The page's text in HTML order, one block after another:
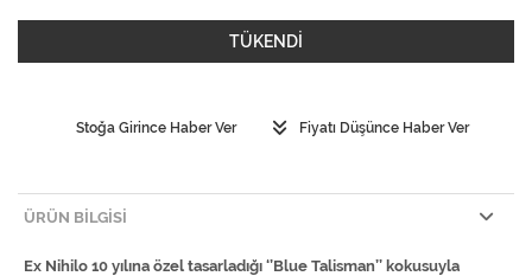
TÜKENDİ
Stoğa Girince Haber Ver Fiyatı Düşünce Haber Ver
ÜRÜN BILGISI
Ex Nihilo 10 yılına özel tasarladığı ‘’Blue Talisman’’ kokusuyla